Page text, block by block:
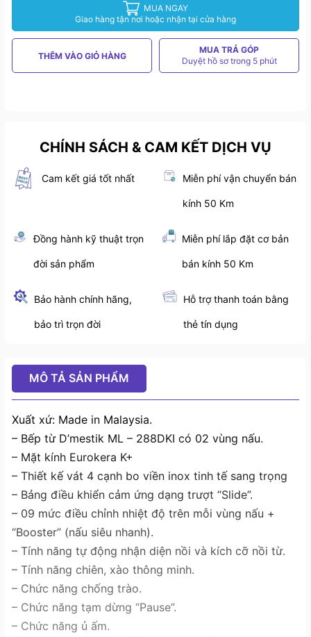
MUA NGAY
Giao hàng tận nơi hoặc nhận tại cửa hàng
THÊM VÀO GIỎ HÀNG
MUA TRẢ GÓP
Duyệt hồ sơ trong 5 phút
CHÍNH SÁCH & CAM KẾT DỊCH VỤ
Cam kết giá tốt nhất Miễn phí vận chuyển bán
kính 50 Km
Đồng hành kỹ thuật trọn
đời sản phẩm
Miễn phí lắp đặt cơ bản
bán kính 50 Km
Bảo hành chính hãng,
bảo trì trọn đời
Hỗ trợ thanh toán bằng
thẻ tín dụng
MÔ TẢ SẢN PHẨM
Xuất xứ: Made in Malaysia.
– Bếp từ D’mestik ML – 288DKI có 02 vùng nấu.
– Mặt kính Eurokera K+
– Thiết kế vát 4 cạnh bo viền inox tinh tế sang trọng
– Bảng điều khiển cảm ứng dạng trượt “Slide”.
– 09 mức điều chỉnh nhiệt độ trên mỗi vùng nấu +
“Booster” (nấu siêu nhanh).
– Tính năng tự động nhận diện nồi và kích cỡ nồi từ.
– Tính năng chiên, xào thông minh.
– Chức năng chống trào.
– Chức năng tạm dừng “Pause”.
– Chức năng ủ ấm.